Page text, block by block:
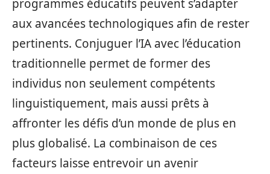
programmes éducatifs peuvent s’adapter
aux avancées technologiques afin de rester
pertinents. Conjuguer l’IA avec l’éducation
traditionnelle permet de former des
individus non seulement compétents
linguistiquement, mais aussi prêts à
affronter les défis d’un monde de plus en
plus globalisé. La combinaison de ces
facteurs laisse entrevoir un avenir